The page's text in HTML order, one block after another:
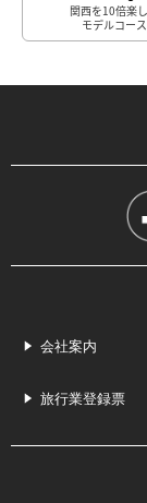
関西を10倍楽
モデルコー
会社案内
旅行業登録票